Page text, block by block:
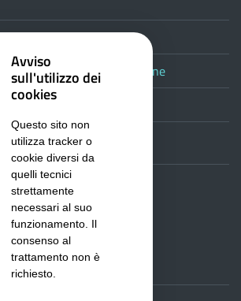
procedimento di pubblicazione
WebmailFacebook
Youtube
Avviso
sull'utilizzo dei
cookies
Questo sito non
utilizza tracker o
cookie diversi da
quelli tecnici
strettamente
necessari al suo
funzionamento. Il
consenso al
trattamento non è
richiesto.